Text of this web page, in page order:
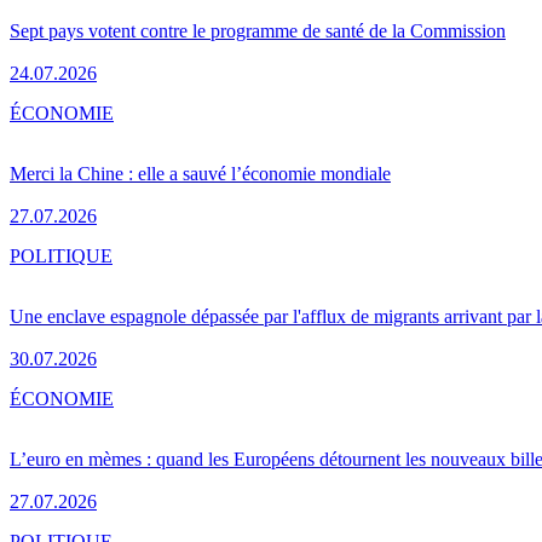
Sept pays votent contre le programme de santé de la Commission
24.07.2026
Merci la Chine : elle a sauvé l’économie mondiale
27.07.2026
ÉCONOMIE
Une enclave espagnole dépassée par l'afflux de migrants arrivant par
30.07.2026
POLITIQUE
L’euro en mèmes : quand les Européens détournent les nouveaux
27.07.2026
ÉCONOMIE